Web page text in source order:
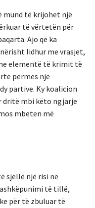
mund të krijohet një
të vërtetën për
Ajo që ka
lidhur me vrasjet,
elementë të krimit të
përmes një
partive. Ky koalicion
dritë mbi këto ngjarje
mbeten më
sjellë një risi në
të tillë,
për të zbuluar të